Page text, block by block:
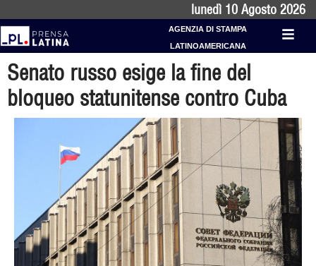
lunedì 10 Agosto 2026
AGENZIA DI STAMPA
LATINOAMERICANA
Senato russo esige la fine del
bloqueo statunitense contro Cuba